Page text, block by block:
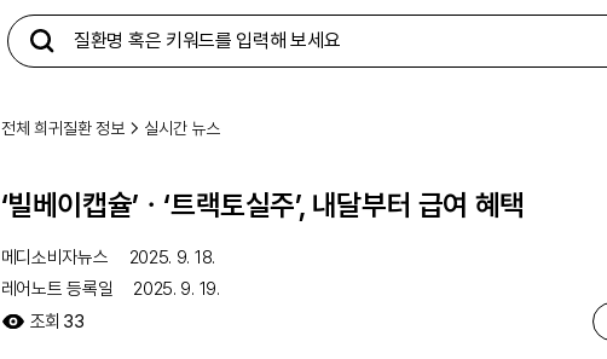
전체 희귀질환 정보 실시간 뉴스
‘빌베이캡슐’ㆍ‘트랙토실주’, 내달부터 급여 혜택
메디소비자뉴스
2025. 9. 18.
레어노트 등록일
2025. 9. 19.
조회 33